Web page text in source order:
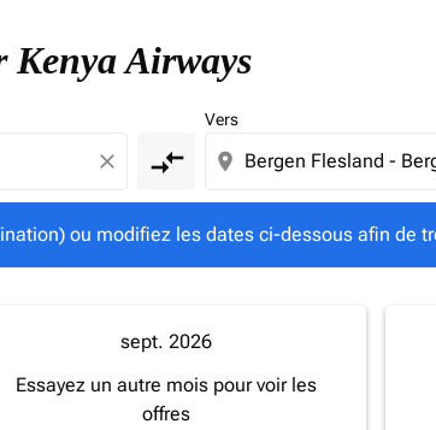
Kenya Airways
close compare_arrows
Vers
location_on
ou modifiez les dates ci-dessous afin de
ou modifiez les dates ci-dessous afin
sept. 2026
Essayez un autre mois pour voir les
offres